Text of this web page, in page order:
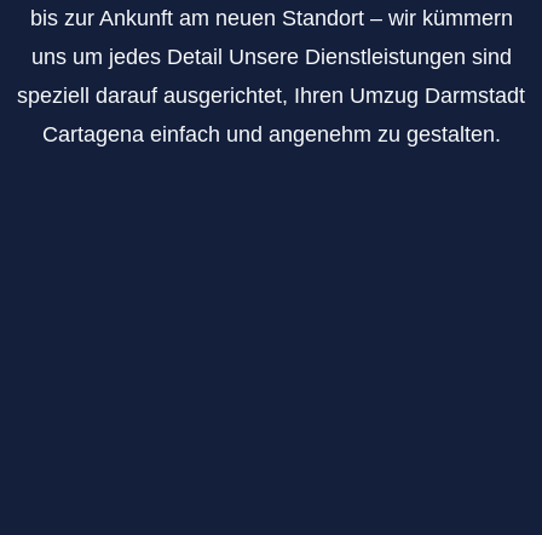
bis zur Ankunft am neuen Standort – wir kümmern
uns um jedes Detail Unsere Dienstleistungen sind
speziell darauf ausgerichtet, Ihren Umzug Darmstadt
Cartagena einfach und angenehm zu gestalten.